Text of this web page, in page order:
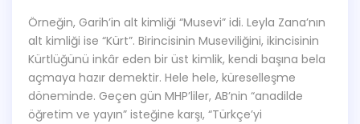
Örneğin, Garih’in alt kimliği “Musevi” idi. Leyla Zana’nın
alt kimliği ise “Kürt”. Birincisinin Museviliğini, ikincisinin
Kürtlüğünü inkâr eden bir üst kimlik, kendi başına bela
açmaya hazır demektir. Hele hele, küreselleşme
döneminde. Geçen gün MHP’liler, AB’nin “anadilde
öğretim ve yayın” isteğine karşı, “Türkçe’yi